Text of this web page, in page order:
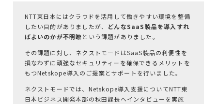
サステナビリティ
私たちの働き方
カルチャー
NTT東日本にはクラウドを活用して働きやすい環境を整備
したい目的がありましたが、
どんなSaaS製品を導入すれ
ばよいのかが不明瞭という課題がありました。
その課題に対し、ネクストモードはSaaS製品の利便性を
損なわずに頑強なセキュリティーを確保できるメリットを
もつNetskope導入のご提案とサポートを行いました。
ネクストモードでは、Netskope導入支援についてNTT東
日本ビジネス開発本部の秋田課長へインタビューを実施